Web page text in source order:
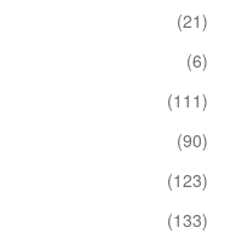
(21)
(6)
(111)
(90)
(123)
(133)